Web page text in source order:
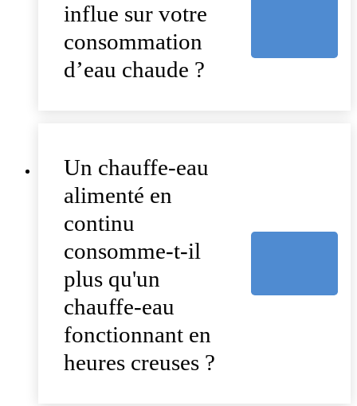
influe sur votre
consommation
d’eau chaude ?
Un chauffe-eau
alimenté en
continu
consomme-t-il
plus qu'un
chauffe-eau
fonctionnant en
heures creuses ?